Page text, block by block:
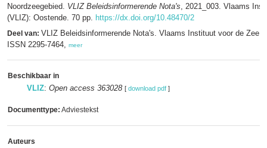
Noordzeegebied. VLIZ Beleidsinformerende Nota's, 2021_003. Vlaams
(VLIZ): Oostende. 70 pp. https://dx.doi.org/10.48470/2
Deel van: VLIZ Beleidsinformerende Nota's. Vlaams Instituut voor de Zee
ISSN 2295-7464, meer
Beschikbaar in
VLIZ: Open access 363028 [ download pdf ]
Documenttype: Adviestekst
Auteurs